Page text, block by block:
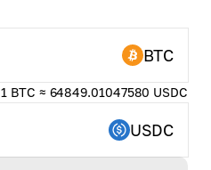
BTC
1 BTC ≈ 64849.01047580 USDC
USDC